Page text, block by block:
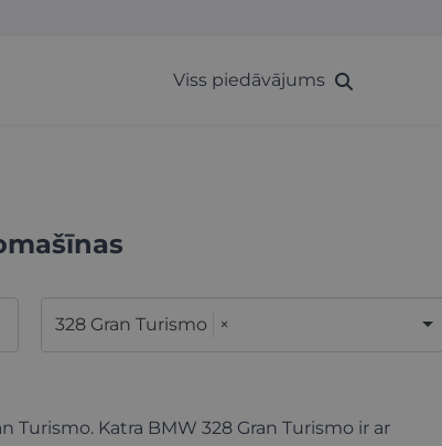
Viss piedāvājums
328 Gran Turismo ×
Turismo. Katra BMW 328 Gran Turismo ir ar